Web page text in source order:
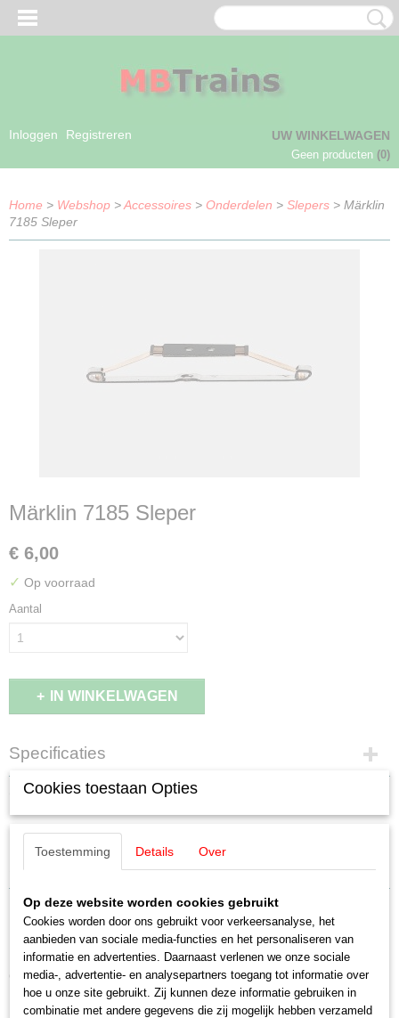
Inloggen Registreren UW WINKELWAGEN
Geen producten (0)
Home > Webshop >Accessoires > Onderdelen > Slepers > Märklin
7185 Sleper
Märklin 7185 Sleper
€ 6,00
✓ Op voorraad
Aantal
IN WINKELWAGEN
Specificaties
Productcode
Schaal
H0 (1:87)
Staat
Nieuw
Omschrijving
Märklin 7185 Sleper
1 stuk
Ook interessant
Cookies toestaan Opties
Toestemming Details Over
Op deze website worden cookies gebruikt
Cookies worden door ons gebruikt voor verkeersanalyse, het
aanbieden van sociale media-functies en het personaliseren van
informatie en advertenties. Daarnaast verlenen we onze sociale
media-, advertentie- en analysepartners toegang tot informatie over
hoe u onze site gebruikt. Zij kunnen deze informatie gebruiken in
combinatie met andere gegevens die zij mogelijk hebben verzameld